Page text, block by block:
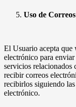
Uso de
El Usuario acepta que
electrónico para
servicios relacionados
recibir correos
recibirlos siguiendo
electrónico.